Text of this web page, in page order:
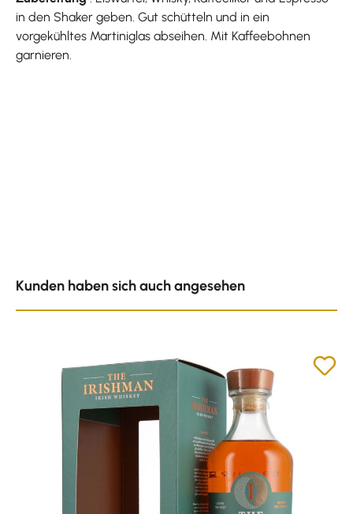
in den Shaker geben. Gut schütteln und in ein
vorgekühltes Martiniglas abseihen. Mit Kaffeebohnen
garnieren.
Kunden haben sich auch angesehen